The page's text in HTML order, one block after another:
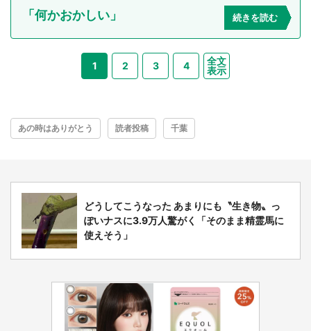
「何かおかしい」 続きを読む
1 2 3 4
全文
表示
あの時はありがとう 読者投稿 千葉
どうしてこうなった あまりにも〝生き物〟っ
ぽいナスに3.9万人驚がく「そのまま精霊馬に
使えそう」